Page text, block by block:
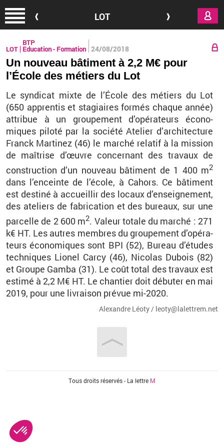
LOT
LOT
BTP
Education - Formation 24/08/2018
Un nouveau bâtiment à 2,2 M€ pour
l’École des métiers du Lot
Le syn­di­cat mixte de l’École des mé­tiers du Lot
(650 ap­pren­tis et sta­giaires for­més chaque année)
at­tri­bue à un grou­pe­ment d’opé­ra­teurs éco­no­
miques pi­loté par la so­ciété Ate­lier d’ar­chi­tec­ture
Franck Mar­ti­nez (46) le mar­ché re­la­tif à la mis­sion
de maî­trise d’œuvre concer­nant des tra­vaux de
construc­tion d’un nou­veau bâ­ti­ment de 1 400 m2
dans l’en­ceinte de l’école, à Ca­hors. Ce bâ­ti­ment
est des­tiné à ac­cueillir des lo­caux d’en­sei­gne­ment,
des ate­liers de fa­bri­ca­tion et des bu­reaux, sur une
par­celle de 2 600 m2. Va­leur to­tale du mar­ché : 271
k€ HT. Les autres membres du grou­pe­ment d’opé­ra­
teurs éco­no­miques sont BPI (52), Bu­reau d’études
tech­niques Lio­nel Carcy (46), Ni­co­las Du­bois (82)
et Groupe Gamba (31). Le coût total des tra­vaux est
es­timé à 2,2 M€ HT. Le chan­tier doit dé­bu­ter en mai
2019, pour une li­vrai­son pré­vue mi-2020.
Alexandre Léoty / leo­ty@​la­let­trem.​net
Tous droits réservés - La lettre M